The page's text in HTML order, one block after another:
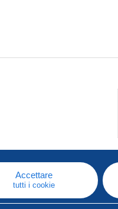
Accettare
tutti i cookie